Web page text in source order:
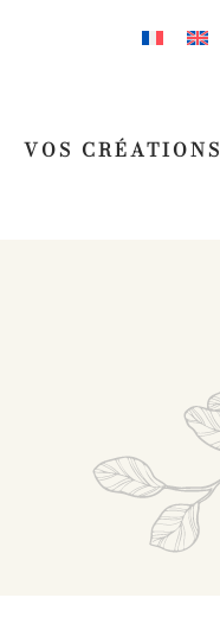
VOS CRÉATIONS